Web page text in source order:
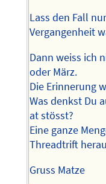
Lass den Fall
Vergangenheit
Dann weiss ich
oder März.
Die Erinnerung
Was denkst Du
at stösst?
Eine ganze
Threadtrift
Gruss Matze